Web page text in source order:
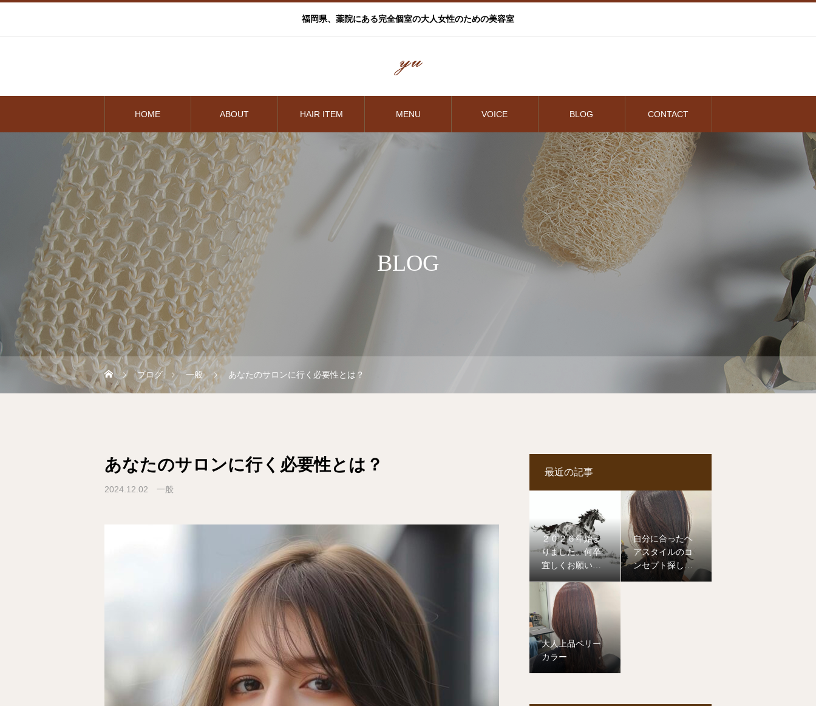
福岡県、薬院にある完全個室の大人女性のための美容室
HOME ABOUT HAIR ITEM MENU VOICE BLOG CONTACT
BLOG
ブログ 一般 あなたのサロンに行く必要性とは？
あなたのサロンに行く必要性とは？
2024.12.02 一般
最近の記事
２０２６年始ま
りました。何卒
宜しくお願い致
自分に合ったヘ
アスタイルのコ
ンセプト探して
みませんか？
大人上品ベリー
カラー